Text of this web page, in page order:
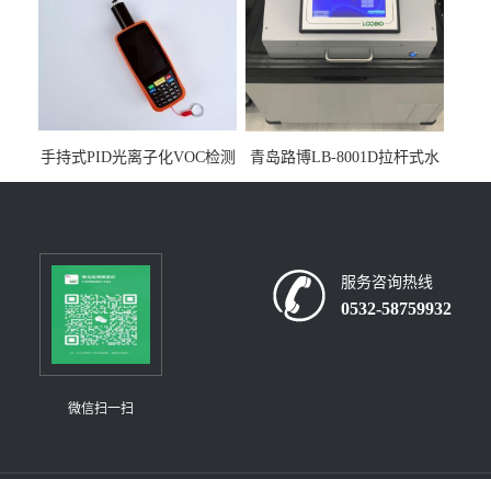
手持式PID光离子化VOC检测
仪（挥发性有机物设备）
青岛路博LB-8001D拉杆式水
质采样器
微信扫一扫
服务咨询热线
0532-58759932